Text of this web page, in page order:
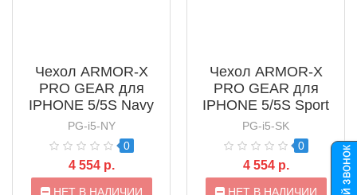
Чехол ARMOR-X
PRO GEAR для
IPHONE 5/5S Navy
PG-i5-NY
0
4 554 р.
НЕТ В НАЛИЧИИ
Чехол ARMOR-X
PRO GEAR для
IPHONE 5/5S Sport
PG-i5-SK
0
4 554 р.
НЕТ В НАЛИЧИИ